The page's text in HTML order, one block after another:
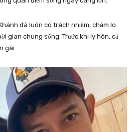
đã luôn có trách nhiệm, chăm lo
gian chung sống. Trước khi ly hôn, cả
gái.